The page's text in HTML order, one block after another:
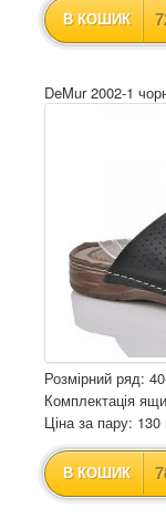
В КОШИК
DeMur 2002-1
Розмірний ряд:
Комплектація
Ціна за пару: 130
В КОШИК